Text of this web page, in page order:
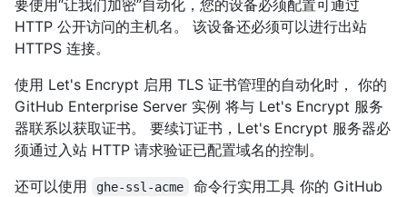
要使用“让我们加密”自动化，您的设备必须配置可通过
HTTP 公开访问的主机名。 该设备还必须可以进行出站
HTTPS 连接。
使用 Let's Encrypt 启用 TLS 证书管理的自动化时， 你的
GitHub Enterprise Server 实例 将与 Let's Encrypt 服务
器联系以获取证书。 要续订证书，Let's Encrypt 服务器必
须通过入站 HTTP 请求验证已配置域名的控制。
还可以使用
ghe-ssl-acme
命令行实用工具 你的 GitHub